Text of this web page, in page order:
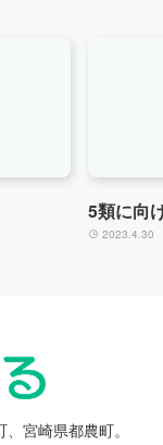
5類に向
2023.4.30
宮崎県都農町。